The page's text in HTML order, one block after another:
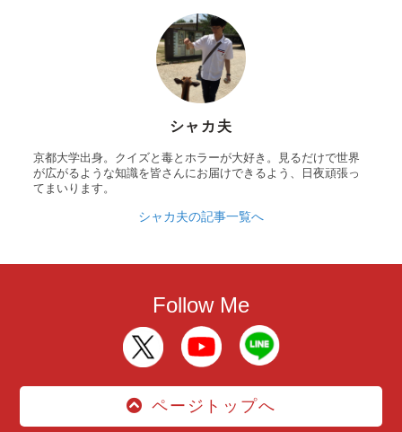
シャカ夫
京都大学出身。クイズと毒とホラーが大好き。見るだけで世界
が広がるような知識を皆さんにお届けできるよう、日夜頑張っ
てまいります。
シャカ夫の記事一覧へ
Follow Me
ページトップへ